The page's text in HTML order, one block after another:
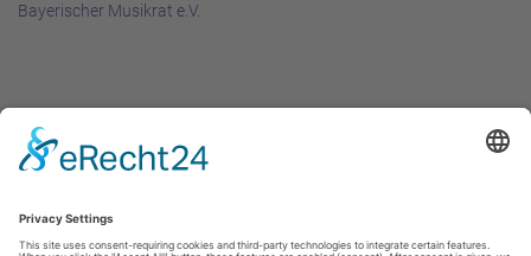
Bayerischer Musikrat e.V.
Rechtliches